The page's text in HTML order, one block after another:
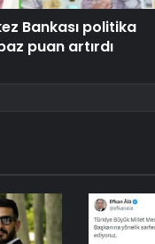
Bankası politika
puan artırdı